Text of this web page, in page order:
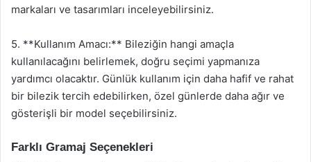
markaları ve tasarımları inceleyebilirsiniz.
5. **Kullanım Amacı:** Bileziğin hangi amaçla
kullanılacağını belirlemek, doğru seçimi yapmanıza
yardımcı olacaktır. Günlük kullanım için daha hafif ve rahat
bir bilezik tercih edebilirken, özel günlerde daha ağır ve
gösterişli bir model seçebilirsiniz.
Farklı Gramaj Seçenekleri